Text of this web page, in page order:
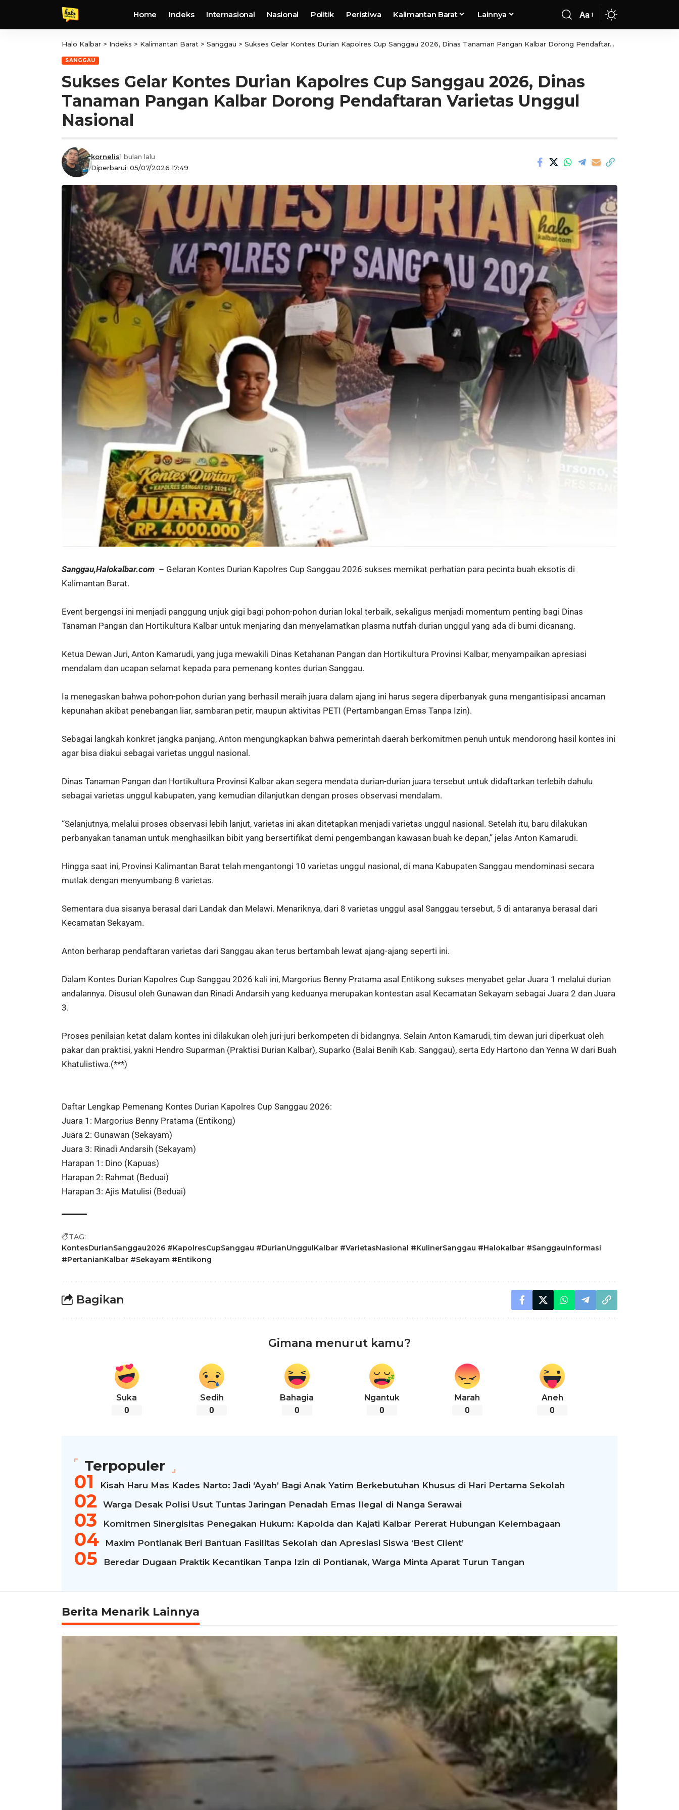
Home Indeks Internasional Nasional Politik Peristiwa Kalimantan Barat Lainnya Aa
Halo Kalbar > Indeks > Kalimantan Barat > Sanggau > Sukses Gelar Kontes Durian Kapolres Cup Sanggau 2026, Dinas Tanaman Pangan Kalbar Dorong Pendaftaran Varietas Unggul Nasional
SANGGAU
Sukses Gelar Kontes Durian Kapolres Cup Sanggau 2026, Dinas
Tanaman Pangan Kalbar Dorong Pendaftaran Varietas Unggul
Nasional
Diperbarui: 05/07/2026 17:49
kornelis1 bulan lalu
Sanggau,Halokalbar.com – Gelaran Kontes Durian Kapolres Cup Sanggau 2026 sukses memikat perhatian para pecinta buah eksotis di
Kalimantan Barat.
Event bergengsi ini menjadi panggung unjuk gigi bagi pohon-pohon durian lokal terbaik, sekaligus menjadi momentum penting bagi Dinas
Tanaman Pangan dan Hortikultura Kalbar untuk menjaring dan menyelamatkan plasma nutfah durian unggul yang ada di bumi dicanang.
Ketua Dewan Juri, Anton Kamarudi, yang juga mewakili Dinas Ketahanan Pangan dan Hortikultura Provinsi Kalbar, menyampaikan apresiasi
mendalam dan ucapan selamat kepada para pemenang kontes durian Sanggau.
Ia menegaskan bahwa pohon-pohon durian yang berhasil meraih juara dalam ajang ini harus segera diperbanyak guna mengantisipasi ancaman
kepunahan akibat penebangan liar, sambaran petir, maupun aktivitas PETI (Pertambangan Emas Tanpa Izin).
Sebagai langkah konkret jangka panjang, Anton mengungkapkan bahwa pemerintah daerah berkomitmen penuh untuk mendorong hasil kontes ini
agar bisa diakui sebagai varietas unggul nasional.
Dinas Tanaman Pangan dan Hortikultura Provinsi Kalbar akan segera mendata durian-durian juara tersebut untuk didaftarkan terlebih dahulu
sebagai varietas unggul kabupaten, yang kemudian dilanjutkan dengan proses observasi mendalam.
“Selanjutnya, melalui proses observasi lebih lanjut, varietas ini akan ditetapkan menjadi varietas unggul nasional. Setelah itu, baru dilakukan
perbanyakan tanaman untuk menghasilkan bibit yang bersertifikat demi pengembangan kawasan buah ke depan,” jelas Anton Kamarudi.
Hingga saat ini, Provinsi Kalimantan Barat telah mengantongi 10 varietas unggul nasional, di mana Kabupaten Sanggau mendominasi secara
mutlak dengan menyumbang 8 varietas.
Sementara dua sisanya berasal dari Landak dan Melawi. Menariknya, dari 8 varietas unggul asal Sanggau tersebut, 5 di antaranya berasal dari
Kecamatan Sekayam.
Anton berharap pendaftaran varietas dari Sanggau akan terus bertambah lewat ajang-ajang seperti ini.
Dalam Kontes Durian Kapolres Cup Sanggau 2026 kali ini, Margorius Benny Pratama asal Entikong sukses menyabet gelar Juara 1 melalui durian
andalannya. Disusul oleh Gunawan dan Rinadi Andarsih yang keduanya merupakan kontestan asal Kecamatan Sekayam sebagai Juara 2 dan Juara
3.
Proses penilaian ketat dalam kontes ini dilakukan oleh juri-juri berkompeten di bidangnya. Selain Anton Kamarudi, tim dewan juri diperkuat oleh
pakar dan praktisi, yakni Hendro Suparman (Praktisi Durian Kalbar), Suparko (Balai Benih Kab. Sanggau), serta Edy Hartono dan Yenna W dari Buah
Khatulistiwa.(***)
Daftar Lengkap Pemenang Kontes Durian Kapolres Cup Sanggau 2026:
Juara 1: Margorius Benny Pratama (Entikong)
Juara 2: Gunawan (Sekayam)
Juara 3: Rinadi Andarsih (Sekayam)
Harapan 1: Dino (Kapuas)
Harapan 2: Rahmat (Beduai)
Harapan 3: Ajis Matulisi (Beduai)
TAG:
KontesDurianSanggau2026 #KapolresCupSanggau #DurianUnggulKalbar #VarietasNasional #KulinerSanggau #Halokalbar #SanggauInformasi
#PertanianKalbar #Sekayam #Entikong
Bagikan
Gimana menurut kamu?
Suka
0
Sedih
0
Bahagia
0
Ngantuk
0
Marah
0
Aneh
0
Terpopuler
Kisah Haru Mas Kades Narto: Jadi ‘Ayah’ Bagi Anak Yatim Berkebutuhan Khusus di Hari Pertama Sekolah
Warga Desak Polisi Usut Tuntas Jaringan Penadah Emas Ilegal di Nanga Serawai
Komitmen Sinergisitas Penegakan Hukum: Kapolda dan Kajati Kalbar Pererat Hubungan Kelembagaan
Maxim Pontianak Beri Bantuan Fasilitas Sekolah dan Apresiasi Siswa ‘Best Client’
Beredar Dugaan Praktik Kecantikan Tanpa Izin di Pontianak, Warga Minta Aparat Turun Tangan
Berita Menarik Lainnya